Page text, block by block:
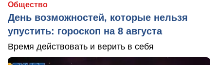
Общество
День возможностей, которые нельзя
упустить: гороскоп на 8 августа
Время действовать и верить в себя